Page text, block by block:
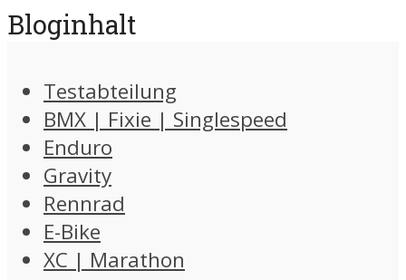
Bloginhalt
Testabteilung
BMX | Fixie | Singlespeed
Enduro
Gravity
Rennrad
E-Bike
XC | Marathon